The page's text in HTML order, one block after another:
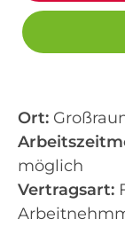
Ort:
möglich
Vertragsart: